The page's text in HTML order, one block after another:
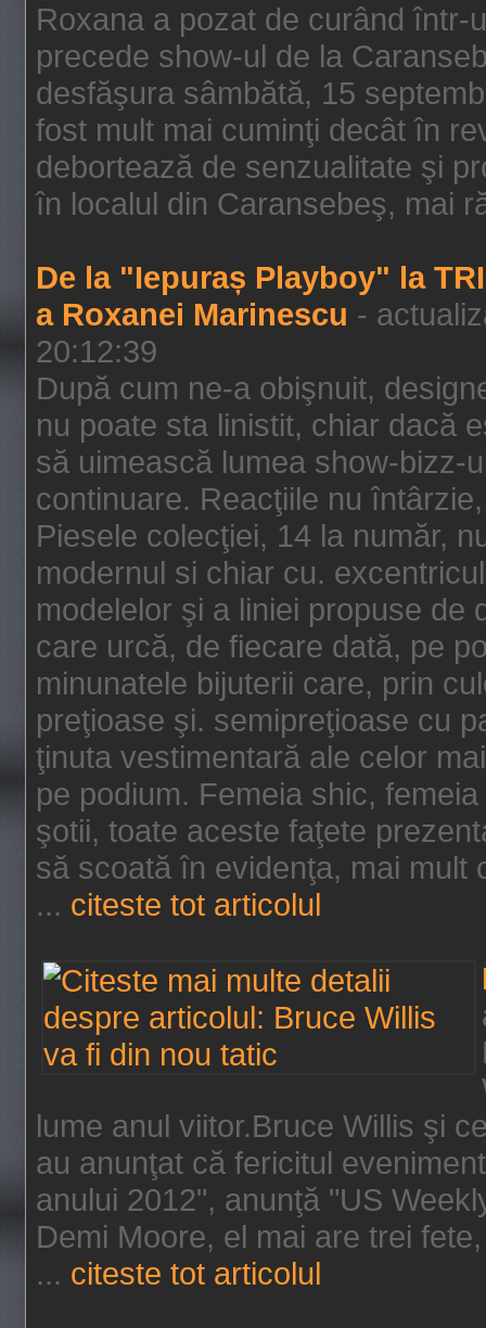
Roxana a pozat de curând
precede show-ul de la
desfăşura sâmbătă, 15
fost mult mai cuminţi decât în
debortează de senzualitate şi
în localul din Caransebeş, mai
De la "Iepuraș Playboy" la
a Roxanei Marinescu -
20:12:39
După cum ne-a obişnuit,
nu poate sta linistit, chiar dacă
să uimească lumea show-bizz-
continuare. Reacţiile nu
Piesele colecţiei, 14 la număr,
modernul si chiar cu.
modelelor şi a liniei propuse de
care urcă, de fiecare dată, pe
minunatele bijuterii care, prin
preţioase şi. semipreţioase cu
ţinuta vestimentară ale celor
pe podium. Femeia shic,
şotii, toate aceste faţete
să scoată în evidenţa, mai mult
... citeste tot articolul
lume anul viitor.Bruce Willis şi
au anunţat că fericitul
anului 2012", anunţă "US
Demi Moore, el mai are trei
... citeste tot articolul